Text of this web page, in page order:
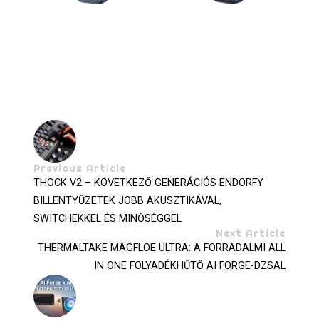
Previous Article
THOCK V2 – KÖVETKEZŐ GENERÁCIÓS ENDORFY
BILLENTYŰZETEK JOBB AKUSZTIKÁVAL,
SWITCHEKKEL ÉS MINŐSÉGGEL
Next Article
THERMALTAKE MAGFLOE ULTRA: A FORRADALMI ALL
IN ONE FOLYADÉKHŰTŐ AI FORGE-DZSAL